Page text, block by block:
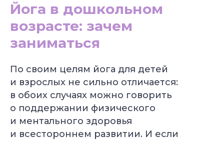
Йога в дошкольном
возрасте: зачем
заниматься
По своим целям йога для детей
и взрослых не сильно отличается:
в обоих случаях можно говорить
о поддержании физического
и ментального здоровья
и всестороннем развитии. И если